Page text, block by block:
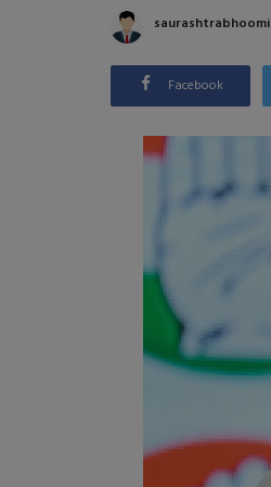
saurashtrabhoomi
Facebook